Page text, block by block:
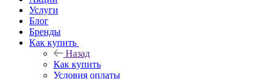
Услуги
Блог
Бренды
Как купить
Назад
Как купить
Условия оплаты